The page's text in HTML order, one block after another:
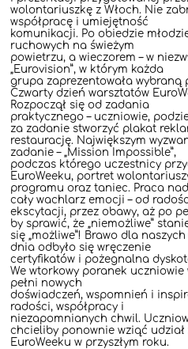
wolontariuszkę z Włoch. Nie
współpracę i umiejętność
komunikacji. Po obiedzie
ruchowych na świeżym
powietrzu, a wieczorem – w
„Eurovision”, w którym każda
grupa zaprezentowała wybraną
Czwarty dzień warsztatów
Rozpoczął się od zadania
praktycznego – uczniowie,
za zadanie stworzyć plakat
restaurację. Największym
zadanie – „Mission Impossible”,
podczas którego uczestnicy
EuroWeeku, portret
programu oraz taniec. Praca
cały wachlarz emocji – od
ekscytacji, przez obawy, aż po
by sprawić, że „niemożliwe”
się „możliwe”! Brawo dla
dnia odbyło się wręczenie
certyfikatów i pożegnalna
We wtorkowy poranek
pełni nowych
doświadczeń, wspomnień i
radości, współpracy i
niezapomnianych chwil.
chcieliby ponownie wziąć udział
EuroWeeku w przyszłym roku.